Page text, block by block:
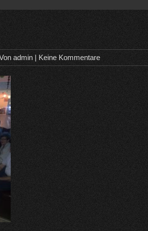
admin | Keine Kommentare